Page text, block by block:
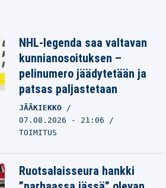
NHL-legenda saa valtavan
kunnianosoituksen –
pelinumero jäädytetään ja
patsas paljastetaan
JÄÄKIEKKO
07.08.2026 - 21:06
TOIMITUS
Ruotsalaisseura hankki